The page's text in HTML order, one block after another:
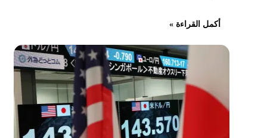
أكمل القراءة »